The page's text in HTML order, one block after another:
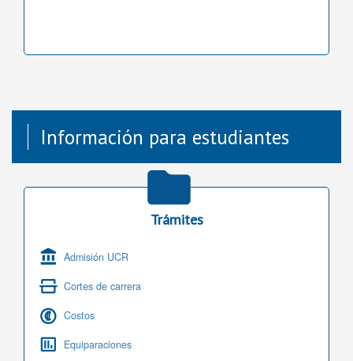
Información para estudiantes
Trámites
Admisión UCR
Cortes de carrera
Costos
Equiparaciones